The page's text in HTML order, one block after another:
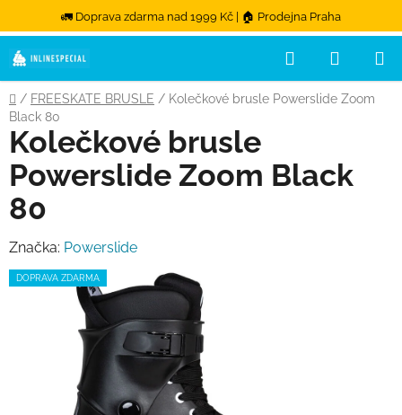
🚛 Doprava zdarma nad 1999 Kč | 🏠 Prodejna Praha
Přejít na obsah
Hledat
Domů
/ FREESKATE BRUSLE / Kolečkové brusle Powerslide Zoom
Black 80
Kolečkové brusle
Powerslide Zoom Black
80
Značka: Powerslide
DOPRAVA ZDARMA